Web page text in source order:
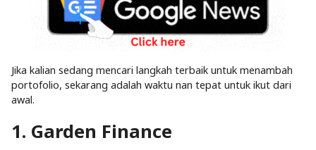
Jika kalian sedang mencari langkah terbaik untuk menambah
portofolio, sekarang adalah waktu nan tepat untuk ikut dari
awal.
1. Garden Finance